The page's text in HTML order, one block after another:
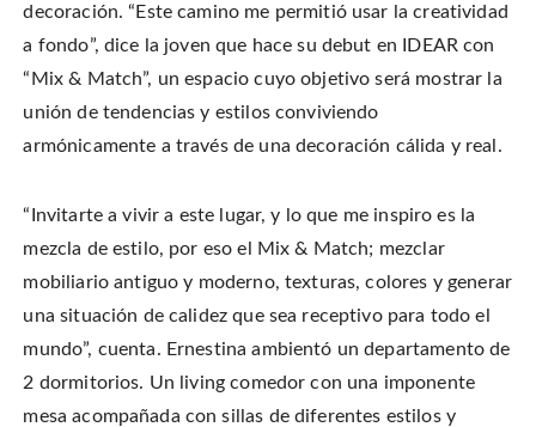
decoración. “Este camino me permitió usar la creatividad
a fondo”, dice la joven que hace su debut en IDEAR con
“Mix & Match”, un espacio cuyo objetivo será mostrar la
unión de tendencias y estilos conviviendo
armónicamente a través de una decoración cálida y real.
“Invitarte a vivir a este lugar, y lo que me inspiro es la
mezcla de estilo, por eso el Mix & Match; mezclar
mobiliario antiguo y moderno, texturas, colores y generar
una situación de calidez que sea receptivo para todo el
mundo”, cuenta. Ernestina ambientó un departamento de
2 dormitorios. Un living comedor con una imponente
mesa acompañada con sillas de diferentes estilos y